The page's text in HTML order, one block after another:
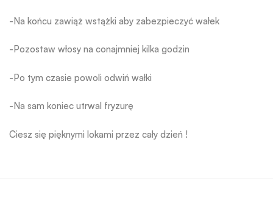
-Na końcu zawiąż wstążki aby zabezpieczyć wałek
-Pozostaw włosy na conajmniej kilka godzin
-Po tym czasie powoli odwiń wałki
-Na sam koniec utrwal fryzurę
Ciesz się pięknymi lokami przez cały dzień !